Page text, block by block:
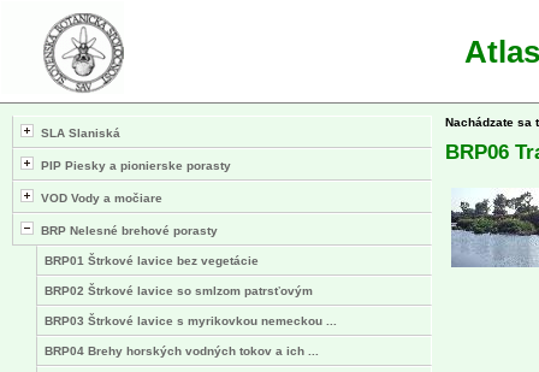
SLA Slaniská
PIP Piesky a pionierske porasty
VOD Vody a močiare
BRP Nelesné brehové porasty
BRP01 Štrkové lavice bez vegetácie
BRP02 Štrkové lavice so smlzom patrsťovým
BRP03 Štrkové lavice s myrikovkou nemeckou ...
BRP04 Brehy horských vodných tokov a ich ...
Nachádzate sa
BRP06